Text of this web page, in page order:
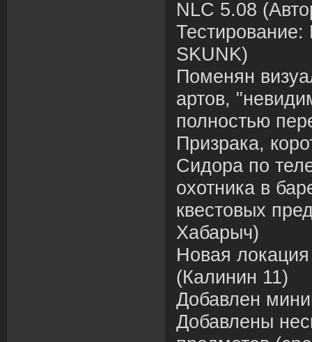
NLC 5.08
SKUNK)
Поменян
артов,
полностью
Призрака,
Сидора по
охотника в
квестовых
Хабарыч)
Новая
(Калинин 11)
Добавлен
Добавлены